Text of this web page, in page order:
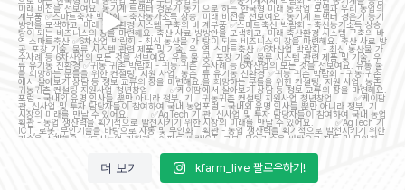
더 보기 kfarm_live 팔로우하기!